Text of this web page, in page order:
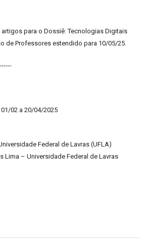
artigos para o Dossiê: Tecnologias Digitais
de Professores estendido para 10/05/25.
02 a 20/04/2025
Federal de Lavras (UFLA)
Lima – Universidade Federal de Lavras